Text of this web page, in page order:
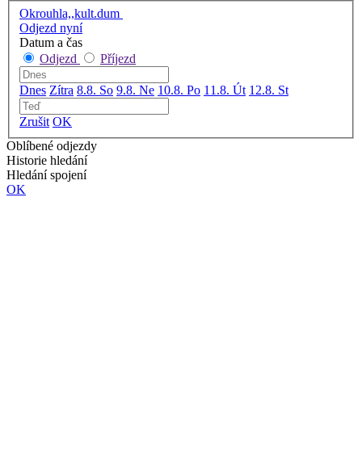
Okrouhla,,kult.dum
Odjezd nyní
Datum a čas
Odjezd
Příjezd
Dnes Zítra 8.8. So 9.8. Ne 10.8. Po 11.8. Út 12.8. St
Zrušit OK
Oblíbené odjezdy
Historie hledání
Hledání spojení
OK